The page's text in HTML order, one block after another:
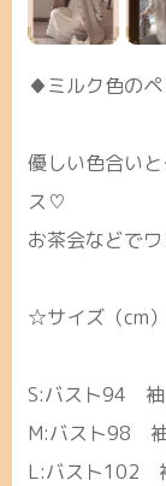
♦ミルク色の
優しい色合い
ス♡
お茶会などで
☆サイズ（cm）
S:バスト94
M:バスト98
L:バスト102